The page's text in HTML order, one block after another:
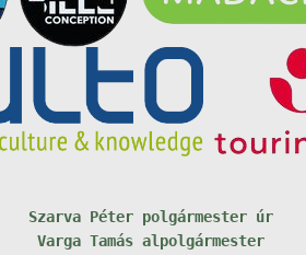
Szarva Péter polgármester úr
Varga Tamás alpolgármester